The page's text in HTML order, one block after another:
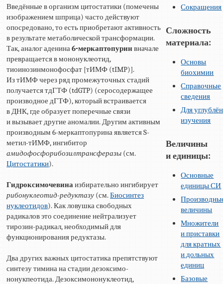
Введённые в организм цитостатики (помечены
изображением шприца) часто действуют
опосредовано, то есть приобретают активность
в результате метаболической трансформации.
Так, аналог аденина6-меркаптопуринвначале
превращается в мононуклеотид,
тиоинозинмонофосфат [тИМФ (tIMP)].
Из тИМФ через ряд промежуточных стадий
получается тдГТФ (tdGTP) (серосодержащее
производное дГТФ), который встраивается
в ДНК, где образует поперечные связи
и вызывает другие аномалии. Другим активным
производным 6-меркаптопурина является S-
метил-тИМФ, ингибитор
амидофосфорибозилтрансферазы (см.
Цитостатики).
Гидроксимочевинаизбирательно ингибирует
рибонуклеотид-редуктазу (см.Биосинтез
нуклеотидов). Как ловушка свободных
радикалов это соединение нейтрализует
тирозин-радикал, необходимый для
функционирования редуктазы.
Два других важных цитостатика препятствуют
синтезу тимина на стадии дезоксимо-
нонукпеотида. Дезоксимононуклеотид,
Сокращения
Сложность
материала:
Основы
биохимии
Справочные
сведения
Для
изучения
Величины
и единицы:
Основные
единицы СИ
величины
Множители
и приставки
для кратных
и дольных
единиц
Базовые